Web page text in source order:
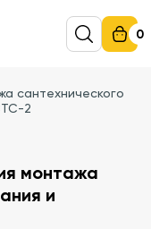
0
сантехнического
2
монтажа
и